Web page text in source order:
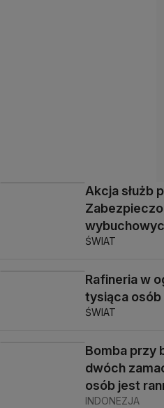
Akcja służb
ŚWIAT
Rafineria w
tysiąca
ŚWIAT
Bomba przy
dwóch
osób jest
INDONEZJA